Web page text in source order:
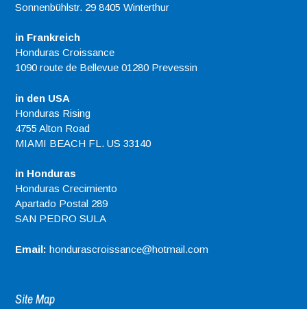
Sonnenbühlstr. 29 8405 Winterthur
in Frankreich
Honduras Croissance
1090 route de Bellevue 01280 Prevessin
in den USA
Honduras Rising
4755 Alton Road
MIAMI BEACH FL. US 33140
in Honduras
Honduras Crecimiento
Apartado Postal 289
SAN PEDRO SULA
Email: hondurascroissance@hotmail.com
Site Map